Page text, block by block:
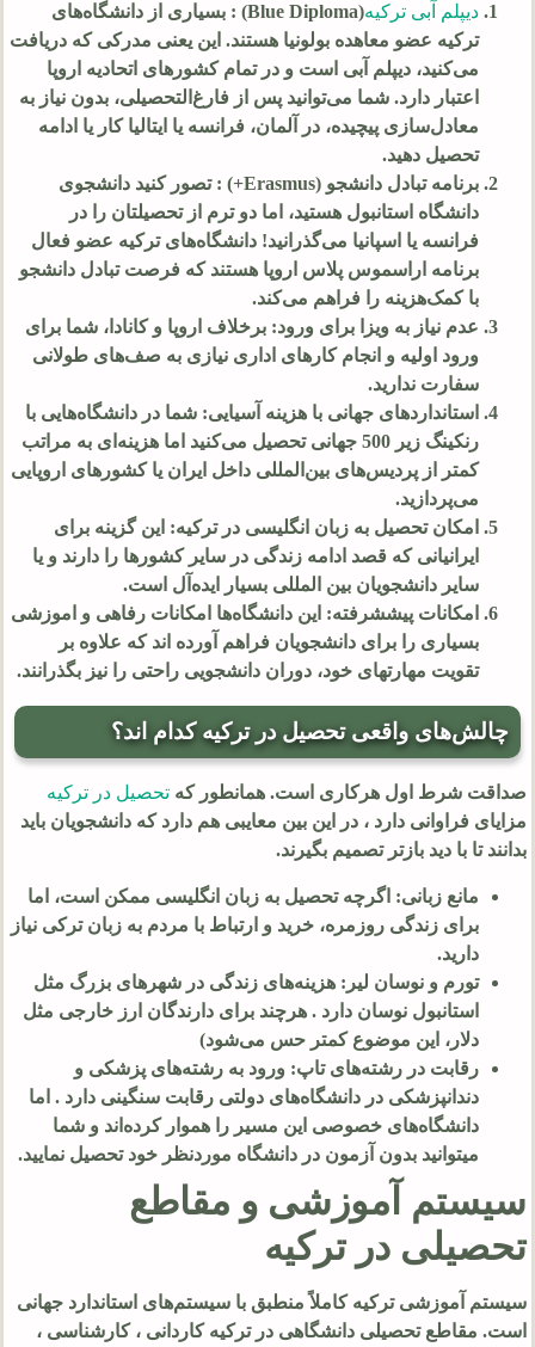
دیپلم آبی ترکیه
(Blue Diploma) : بسیاری از دانشگاه‌های
ترکیه عضو معاهده بولونیا هستند. این یعنی مدرکی که دریافت
می‌کنید، دیپلم آبی است و در تمام کشورهای اتحادیه اروپا
اعتبار دارد. شما می‌توانید پس از فارغ‌التحصیلی، بدون نیاز به
معادل‌سازی پیچیده، در آلمان، فرانسه یا ایتالیا کار یا ادامه
تحصیل دهید.
برنامه تبادل دانشجو (Erasmus+) : تصور کنید دانشجوی
دانشگاه استانبول هستید، اما دو ترم از تحصیلتان را در
فرانسه یا اسپانیا می‌گذرانید! دانشگاه‌های ترکیه عضو فعال
برنامه اراسموس پلاس اروپا هستند که فرصت تبادل دانشجو
با کمک‌هزینه را فراهم می‌کند.
عدم نیاز به ویزا برای ورود: برخلاف اروپا و کانادا، شما برای
ورود اولیه و انجام کارهای اداری نیازی به صف‌های طولانی
سفارت ندارید.
استانداردهای جهانی با هزینه آسیایی: شما در دانشگاه‌هایی با
رنکینگ زیر 500 جهانی تحصیل می‌کنید اما هزینه‌ای به مراتب
کمتر از پردیس‌های بین‌المللی داخل ایران یا کشورهای اروپایی
می‌پردازید.
امکان تحصیل به زبان انگلیسی در ترکیه: این گزینه برای
ایرانیانی که قصد ادامه زندگی در سایر کشورها را دارند و یا
سایر دانشجویان بین المللی بسیار ایده‌آل است.
امکانات پیششرفته: این دانشگاه‌ها امکانات رفاهی و اموزشی
بسیاری را برای دانشجویان فراهم آورده اند که علاوه بر
تقویت مهارتهای خود، دوران دانشجویی راحتی را نیز بگذرانند.
چالش‌های واقعی تحصیل در ترکیه کدام اند؟
صداقت شرط اول هرکاری است. همانطور کهتحصیل در ترکیه
مزایای فراوانی دارد ، در این بین معایبی هم دارد که دانشجویان باید
بدانند تا با دید بازتر تصمیم بگیرند.
مانع زبانی: اگرچه تحصیل به زبان انگلیسی ممکن است، اما
برای زندگی روزمره، خرید و ارتباط با مردم به زبان ترکی نیاز
دارید.
تورم و نوسان لیر: هزینه‌های زندگی در شهرهای بزرگ مثل
استانبول نوسان دارد . هرچند برای دارندگان ارز خارجی مثل
دلار، این موضوع کمتر حس می‌شود)
رقابت در رشته‌های تاپ: ورود به رشته‌های پزشکی و
دندانپزشکی در دانشگاه‌های دولتی رقابت سنگینی دارد . اما
دانشگاه‌های خصوصی این مسیر را هموار کرده‌اند و شما
میتوانید بدون آزمون در دانشگاه موردنظر خود تحصیل نمایید.
سیستم آموزشی و مقاطع
تحصیلی در ترکیه
سیستم آموزشی ترکیه کاملاً منطبق با سیستم‌های استاندارد جهانی
است. مقاطع تحصیلی دانشگاهی در ترکیه کاردانی ، کارشناسی ،